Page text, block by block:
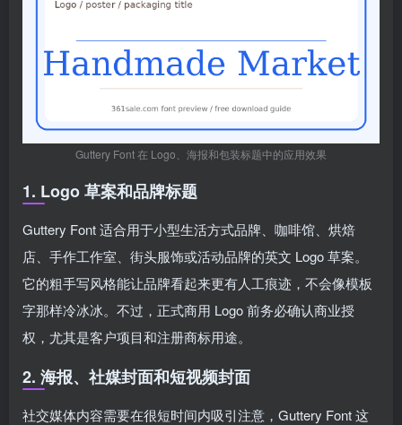
Guttery Font 在 Logo、海报和包装标题中的应用效果
1. Logo 草案和品牌标题
Guttery Font 适合用于小型生活方式品牌、咖啡馆、烘焙
店、手作工作室、街头服饰或活动品牌的英文 Logo 草案。
它的粗手写风格能让品牌看起来更有人工痕迹，不会像模板
字那样冷冰冰。不过，正式商用 Logo 前务必确认商业授
权，尤其是客户项目和注册商标用途。
2. 海报、社媒封面和短视频封面
社交媒体内容需要在很短时间内吸引注意，Guttery Font 这